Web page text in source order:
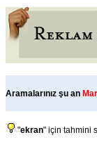
Aramalarınız şu an
"ekran" için tahmini